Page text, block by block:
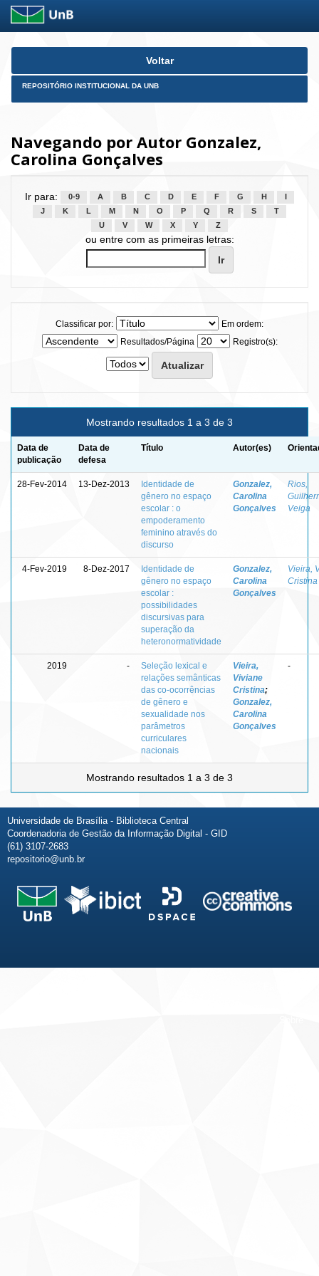
Skip
Voltar
REPOSITÓRIO INSTITUCIONAL DA UNB
Navegando por Autor Gonzalez,
Carolina Gonçalves
Ir para: 0-9 A B C D E F G H
J
K L M N O P Q R S
T
U
V W X Y Z
ou entre com as primeiras letras:
Classificar por:
Em ordem:
Resultados/Página
Registro(s):
Mostrando resultados 1 a 3 de 3
Data de
publicação
Data de
defesa
Título Autor(es)
28-Fev-2014 13-Dez-2013
Identidade de
gênero no espaço
escolar : o
empoderamento
feminino através do
discurso
Gonzalez,
Carolina
Gonçalves
Rios,
Veiga
4-Fev-2019 8-Dez-2017
Identidade de
gênero no espaço
escolar :
possibilidades
discursivas para
superação da
heteronormatividade
Gonzalez,
Carolina
Gonçalves
Vieira,
Cristina
2019 -
Seleção lexical e
relações semânticas
das co-ocorrências
de gênero e
sexualidade nos
parâmetros
curriculares
nacionais
Vieira,
Viviane
Cristina;
Gonzalez,
Carolina
Gonçalves
-
Mostrando resultados 1 a 3 de 3
Universidade de Brasília - Biblioteca Central
Coordenadoria de Gestão da Informação Digital - GID
(61) 3107-2683
repositorio@unb.br